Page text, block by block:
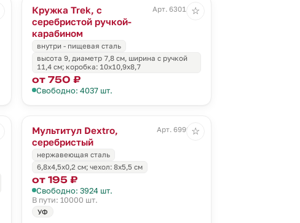
Кружка Trek, с
серебристой ручкой-
карабином
Арт. 63011.10
внутри - пищевая сталь
высота 9, диаметр 7,8 см, ширина с ручкой
11,4 см; коробка: 10х10,9х8,7
от 750 ₽
Свободно: 4037 шт.
☆
Мультитул Dextro,
серебристый
Арт. 6999.10
нержавеющая сталь
6,8х4,5х0,2 см; чехол: 8х5,5 см
от 195 ₽
Свободно: 3924 шт.
В пути: 10000 шт.
УФ
☆